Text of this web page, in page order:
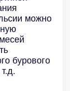
можно
бурового